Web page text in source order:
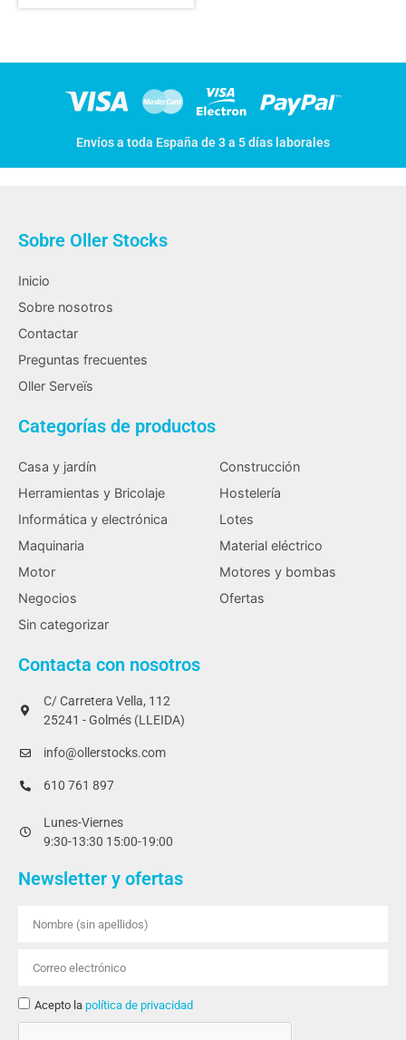
Envíos a toda España de 3 a 5 días laborales
Sobre Oller Stocks
Inicio
Sobre nosotros
Contactar
Preguntas frecuentes
Oller Serveïs
Categorías de productos
Casa y jardín
Construcción
Herramientas y Bricolaje
Hostelería
Informática y electrónica
Lotes
Maquinaria
Material eléctrico
Motor
Motores y bombas
Negocios
Ofertas
Sin categorizar
Contacta con nosotros
C/ Carretera Vella, 112
25241 - Golmés (LLEIDA)
info@ollerstocks.com
610 761 897
Lunes-Viernes
9:30-13:30 15:00-19:00
Newsletter y ofertas
Acepto la política de privacidad